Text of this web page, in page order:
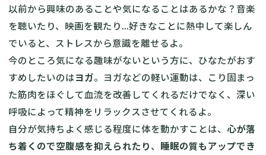
以前から興味のあることや気になることはあるかな？音楽
を聴いたり、映画を観たり...好きなことに熱中して楽しん
でいると、ストレスから意識を離せるよ。
今のところ気になる趣味がないという方に、ひなたがおす
すめしたいのはヨガ。ヨガなどの軽い運動は、こり固まっ
た筋肉をほぐして血流を改善してくれるだけでなく、深い
呼吸によって精神をリラックスさせてくれるよ。
自分が気持ちよく感じる程度に体を動かすことは、 心が落
ち着くので空腹感を抑えられたり、 睡眠の質もアップでき